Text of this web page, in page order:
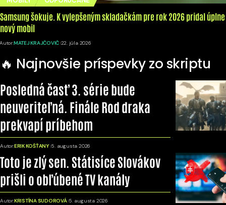
Samsung šokuje. K vylepšeným skladačkám pre rok 2026 pridal úplne
nový mobil
Autor:MATEJ KRAJČOVIČ 22. júla 2026
🔥 Najnovšie príspevky zo skriptu
Posledná časť 3. série bude
neuveriteľná. Finále Rod draka
prekvapí príbehom
Autor:ERIK KOŠŤANY 5. augusta 2026
Toto je zlý sen. Státisíce Slovákov
prišli o obľúbené TV kanály
Autor:KRISTÍNA SUDOROVÁ 5. augusta 2026